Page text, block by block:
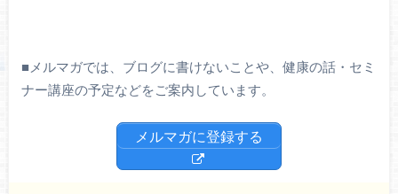
■メルマガでは、ブログに書けないことや、健康の話・セミ
ナー講座の予定などをご案内しています。
メルマガに登録する